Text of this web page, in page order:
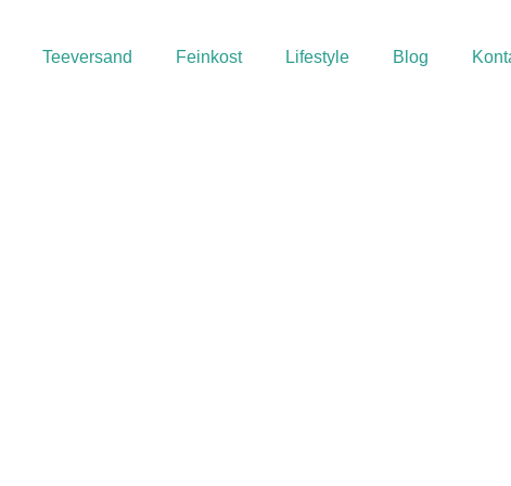
Teeversand Feinkost Lifestyle Blog